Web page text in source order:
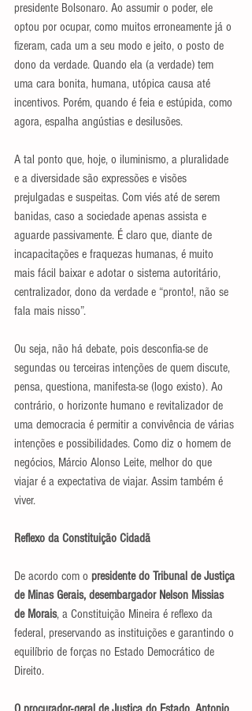
presidente Bolsonaro. Ao assumir o poder, ele
optou por ocupar, como muitos erroneamente já o
fizeram, cada um a seu modo e jeito, o posto de
dono da verdade. Quando ela (a verdade) tem
uma cara bonita, humana, utópica causa até
incentivos. Porém, quando é feia e estúpida, como
agora, espalha angústias e desilusões.
A tal ponto que, hoje, o iluminismo, a pluralidade
e a diversidade são expressões e visões
prejulgadas e suspeitas. Com viés até de serem
banidas, caso a sociedade apenas assista e
aguarde passivamente. É claro que, diante de
incapacitações e fraquezas humanas, é muito
mais fácil baixar e adotar o sistema autoritário,
centralizador, dono da verdade e “pronto!, não se
fala mais nisso”.
Ou seja, não há debate, pois desconfia-se de
segundas ou terceiras intenções de quem discute,
pensa, questiona, manifesta-se (logo existo). Ao
contrário, o horizonte humano e revitalizador de
uma democracia é permitir a convivência de várias
intenções e possibilidades. Como diz o homem de
negócios, Márcio Alonso Leite, melhor do que
viajar é a expectativa de viajar. Assim também é
viver.
Reflexo da Constituição Cidadã
De acordo com o presidente do Tribunal de Justiça
de Minas Gerais, desembargador Nelson Missias
de Morais, a Constituição Mineira é reflexo da
federal, preservando as instituições e garantindo o
equilíbrio de forças no Estado Democrático de
Direito.